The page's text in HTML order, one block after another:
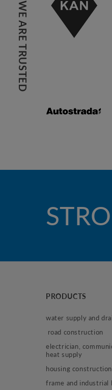
WE ARE TRUSTED
PRODUCTS
water supply and
road construction
electrician,
heat supply
housing construction
frame and industrial